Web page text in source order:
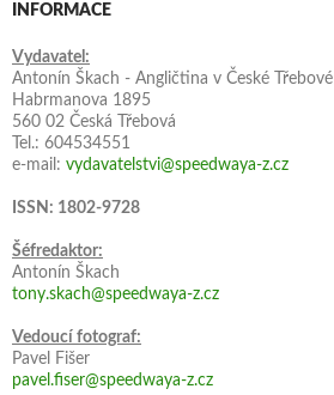
INFORMACE
Vydavatel:
Antonín Škach - Angličtina v České Třebové
Habrmanova 1895
560 02 Česká Třebová
Tel.: 604534551
e-mail: vydavatelstvi@speedwaya-z.cz
ISSN: 1802-9728
Šéfredaktor:
Antonín Škach
tony.skach@speedwaya-z.cz
Vedoucí fotograf:
Pavel Fišer
pavel.fiser@speedwaya-z.cz